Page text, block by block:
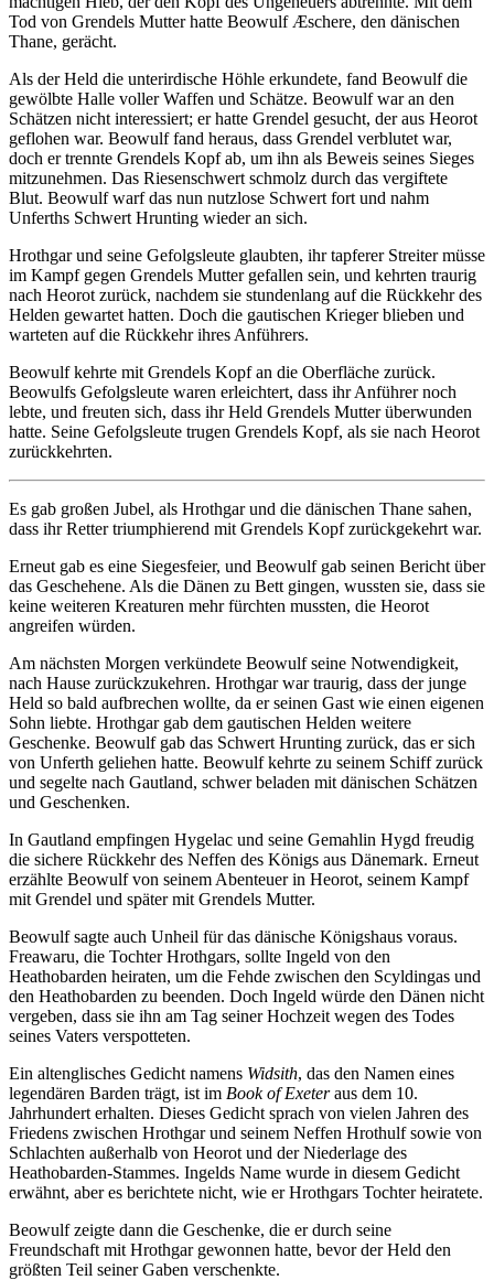
Tod von Grendels Mutter hatte Beowulf Æschere, den dänischen
Thane, gerächt.
Als der Held die unterirdische Höhle erkundete, fand Beowulf die
gewölbte Halle voller Waffen und Schätze. Beowulf war an den
Schätzen nicht interessiert; er hatte Grendel gesucht, der aus Heorot
geflohen war. Beowulf fand heraus, dass Grendel verblutet war,
doch er trennte Grendels Kopf ab, um ihn als Beweis seines Sieges
mitzunehmen. Das Riesenschwert schmolz durch das vergiftete
Blut. Beowulf warf das nun nutzlose Schwert fort und nahm
Unferths Schwert Hrunting wieder an sich.
Hrothgar und seine Gefolgsleute glaubten, ihr tapferer Streiter müsse
im Kampf gegen Grendels Mutter gefallen sein, und kehrten traurig
nach Heorot zurück, nachdem sie stundenlang auf die Rückkehr des
Helden gewartet hatten. Doch die gautischen Krieger blieben und
warteten auf die Rückkehr ihres Anführers.
Beowulf kehrte mit Grendels Kopf an die Oberfläche zurück.
Beowulfs Gefolgsleute waren erleichtert, dass ihr Anführer noch
lebte, und freuten sich, dass ihr Held Grendels Mutter überwunden
hatte. Seine Gefolgsleute trugen Grendels Kopf, als sie nach Heorot
zurückkehrten.
Es gab großen Jubel, als Hrothgar und die dänischen Thane sahen,
dass ihr Retter triumphierend mit Grendels Kopf zurückgekehrt war.
Erneut gab es eine Siegesfeier, und Beowulf gab seinen Bericht über
das Geschehene. Als die Dänen zu Bett gingen, wussten sie, dass sie
keine weiteren Kreaturen mehr fürchten mussten, die Heorot
angreifen würden.
Am nächsten Morgen verkündete Beowulf seine Notwendigkeit,
nach Hause zurückzukehren. Hrothgar war traurig, dass der junge
Held so bald aufbrechen wollte, da er seinen Gast wie einen eigenen
Sohn liebte. Hrothgar gab dem gautischen Helden weitere
Geschenke. Beowulf gab das Schwert Hrunting zurück, das er sich
von Unferth geliehen hatte. Beowulf kehrte zu seinem Schiff zurück
und segelte nach Gautland, schwer beladen mit dänischen Schätzen
und Geschenken.
In Gautland empfingen Hygelac und seine Gemahlin Hygd freudig
die sichere Rückkehr des Neffen des Königs aus Dänemark. Erneut
erzählte Beowulf von seinem Abenteuer in Heorot, seinem Kampf
mit Grendel und später mit Grendels Mutter.
Beowulf sagte auch Unheil für das dänische Königshaus voraus.
Freawaru, die Tochter Hrothgars, sollte Ingeld von den
Heathobarden heiraten, um die Fehde zwischen den Scyldingas und
den Heathobarden zu beenden. Doch Ingeld würde den Dänen nicht
vergeben, dass sie ihn am Tag seiner Hochzeit wegen des Todes
seines Vaters verspotteten.
Ein altenglisches Gedicht namens Widsith, das den Namen eines
legendären Barden trägt, ist im Book of Exeteraus dem 10.
Jahrhundert erhalten. Dieses Gedicht sprach von vielen Jahren des
Friedens zwischen Hrothgar und seinem Neffen Hrothulf sowie von
Schlachten außerhalb von Heorot und der Niederlage des
Heathobarden-Stammes. Ingelds Name wurde in diesem Gedicht
erwähnt, aber es berichtete nicht, wie er Hrothgars Tochter heiratete.
Beowulf zeigte dann die Geschenke, die er durch seine
Freundschaft mit Hrothgar gewonnen hatte, bevor der Held den
größten Teil seiner Gaben verschenkte.